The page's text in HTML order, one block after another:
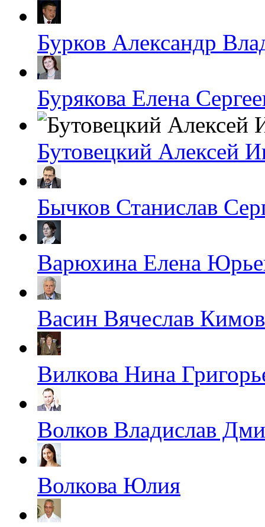
Бурков Александр
Бурякова Елена
Бутовецкий Алексей
Бычков Станислав
Варюхина Елена
Васин Вячеслав
Вилкова Нина
Волков Владислав
Волкова Юлия